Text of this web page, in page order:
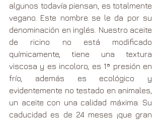
algunos todavía piensan, es totalmente
vegano. Este nombre se le da por su
denominación en inglés. Nuestro aceite
de ricino no está modificado
químicamente, tiene una textura
viscosa y es incoloro, es 1ª presión en
frío, además es ecológico y
evidentemente no testado en animales,
un aceite con una calidad máxima. Su
caducidad es de 24 meses ¡que gran